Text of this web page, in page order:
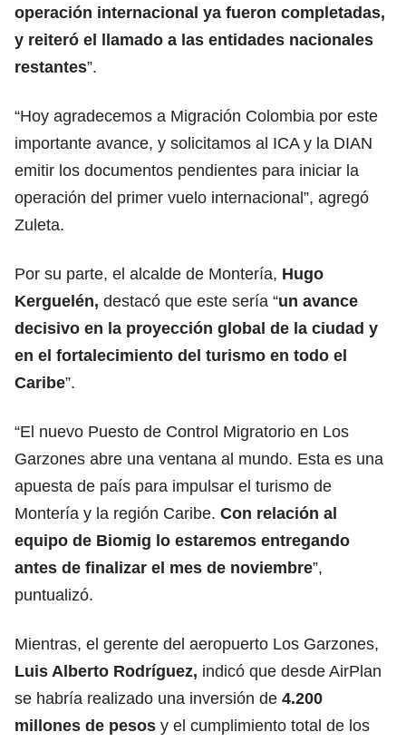
operación internacional ya fueron completadas,
y reiteró el llamado a las entidades nacionales
restantes”.
“Hoy agradecemos a Migración Colombia por este
importante avance, y solicitamos al ICA y la DIAN
emitir los documentos pendientes para iniciar la
operación del primer vuelo internacional”, agregó
Zuleta.
Por su parte, el alcalde de Montería, Hugo
Kerguelén, destacó que este sería “un avance
decisivo en la proyección global de la ciudad y
en el fortalecimiento del turismo en todo el
Caribe”.
“El nuevo Puesto de Control Migratorio en Los
Garzones abre una ventana al mundo. Esta es una
apuesta de país para impulsar el turismo de
Montería y la región Caribe. Con relación al
equipo de Biomig lo estaremos entregando
antes de finalizar el mes de noviembre”,
puntualizó.
Mientras, el gerente del aeropuerto Los Garzones,
Luis Alberto Rodríguez, indicó que desde AirPlan
se habría realizado una inversión de 4.200
millones de pesos y el cumplimiento total de los